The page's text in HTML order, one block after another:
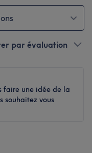
par évaluation
faire une idée de la
souhaitez vous